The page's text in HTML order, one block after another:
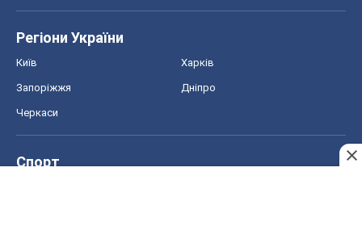
Регіони України
Київ Харків
Запоріжжя Дніпро
Черкаси
Спорт